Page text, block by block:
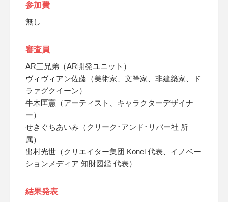
参加費
無し
審査員
AR三兄弟（AR開発ユニット）
ヴィヴィアン佐藤（美術家、文筆家、非建築家、ド
ラァグクイーン）
牛木匡憲（アーティスト、キャラクターデザイナ
ー）
せきぐちあいみ（クリーク･アンド･リバー社 所
属）
出村光世（クリエイター集団 Konel 代表、イノベー
ションメディア 知財図鑑 代表）
結果発表